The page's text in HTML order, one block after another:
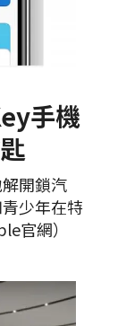
手機
開鎖汽
少年在特
官網）